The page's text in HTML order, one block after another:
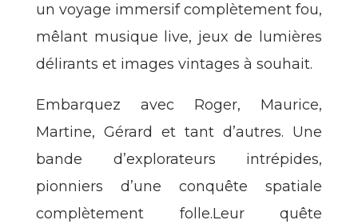
un voyage immersif complètement fou,
mêlant musique live, jeux de lumières
délirants et images vintages à souhait.
Embarquez avec Roger, Maurice,
Martine, Gérard et tant d’autres. Une
bande d’explorateurs intrépides,
pionniers d’une conquête spatiale
complètement folle.Leur quête